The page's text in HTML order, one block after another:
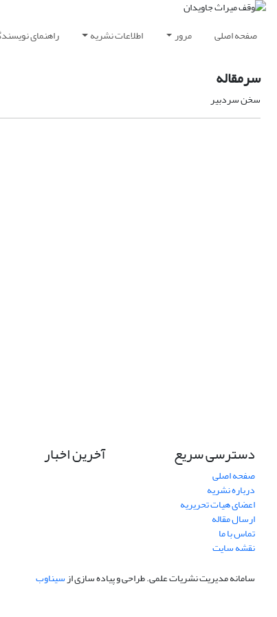
صفحه اصلی مرور اطلاعات نشریه راهنمای
سرمقاله
سخن سردبیر
دسترسی سریع
صفحه اصلی
درباره نشریه
اعضای هیات تحریریه
ارسال مقاله
تماس با ما
نقشه سایت
آخرین اخبار
سامانه مدیریت نشریات علمی.طراحی و پیاده سازی ازسیناوب